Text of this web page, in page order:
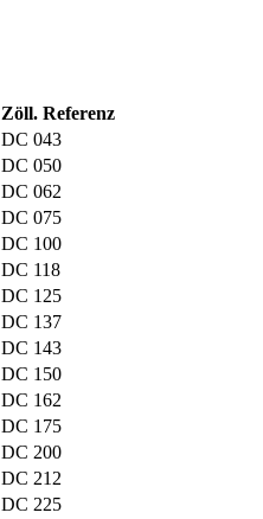
Zöll. Referenz
DC 043
DC 050
DC 062
DC 075
DC 100
DC 118
DC 125
DC 137
DC 143
DC 150
DC 162
DC 175
DC 200
DC 212
DC 225